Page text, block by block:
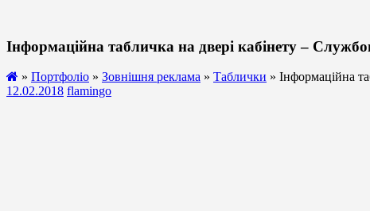
Інформаційна табличка на двері кабінету –
» Портфоліо » Зовнішня реклама » Таблички » Інформаційна
12.02.2018 flamingo